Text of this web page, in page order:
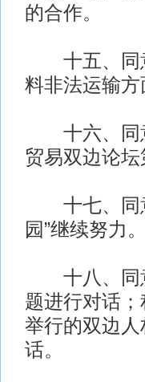
的合作。
十五、同意
料非法运输方
十六、同意
贸易双边论坛
十七、同意
园”继续努力。
十八、同意
题进行对话
举行的双边
话。